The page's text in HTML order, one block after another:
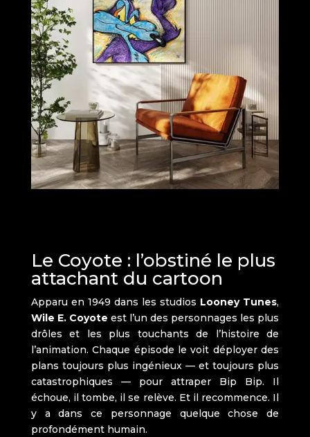
Le Coyote : l’obstiné le plus
attachant du cartoon
Apparu en 1949 dans les studios Looney Tunes,
Wile E. Coyote est l’un des personnages les plus
drôles et les plus touchants de l’histoire de
l’animation. Chaque épisode le voit déployer des
plans toujours plus ingénieux — et toujours plus
catastrophiques — pour attraper Bip Bip. Il
échoue, il tombe, il se relève. Et il recommence. Il
y a dans ce personnage quelque chose de
profondément humain.